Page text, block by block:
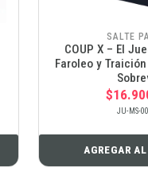
SALTE
COUP X – El
Faroleo y
JU-MS-
AGREGAR